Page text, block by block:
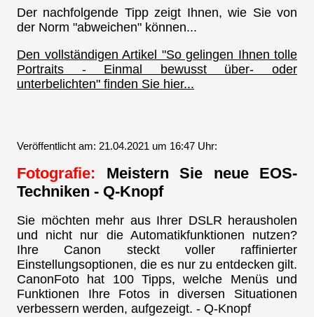
Der nachfolgende Tipp zeigt Ihnen, wie Sie von
der Norm "abweichen" können...
Den vollständigen Artikel "So gelingen Ihnen tolle
Portraits - Einmal bewusst über- oder
unterbelichten" finden Sie hier...
Veröffentlicht am: 21.04.2021 um 16:47 Uhr:
Fotografie: Meistern Sie neue EOS-
Techniken - Q-Knopf
Sie möchten mehr aus Ihrer DSLR herausholen
und nicht nur die Automatikfunktionen nutzen?
Ihre Canon steckt voller raffinierter
Einstellungsoptionen, die es nur zu entdecken gilt.
CanonFoto hat 100 Tipps, welche Menüs und
Funktionen Ihre Fotos in diversen Situationen
verbessern werden, aufgezeigt. - Q-Knopf